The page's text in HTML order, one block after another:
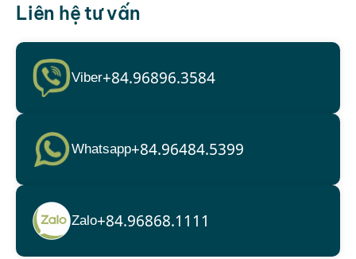
Liên hệ tư vấn
Viber+84.96896.3584
Whatsapp+84.96484.5399
Zalo+84.96868.1111